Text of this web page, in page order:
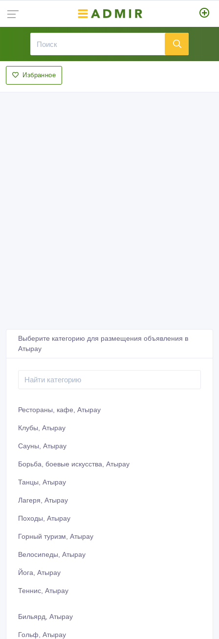
Избранное
Выберите категорию для размещения объявления в
Атырау
Рестораны, кафе, Атырау
Клубы, Атырау
Сауны, Атырау
Борьба, боевые искусства, Атырау
Танцы, Атырау
Лагеря, Атырау
Походы, Атырау
Горный туризм, Атырау
Велосипеды, Атырау
Йога, Атырау
Теннис, Атырау
Бильярд, Атырау
Гольф, Атырау